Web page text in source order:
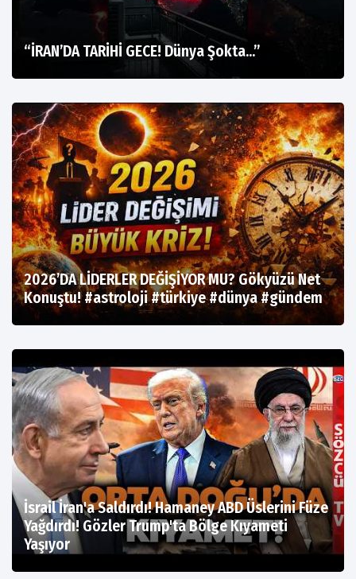
“İRAN’DA TARİHİ GECE! Dünya Şokta…”
2026’DA LİDERLER DEĞİŞİYOR MU? Gökyüzü Net
Konuştu! #astroloji #türkiye #dünya #gündem
İsrail İran'a Saldırdı! Hamaney ABD Üslerini Füze
Yağdırdı! Gözler Trump'ta Bölge Kıyameti
Yaşıyor